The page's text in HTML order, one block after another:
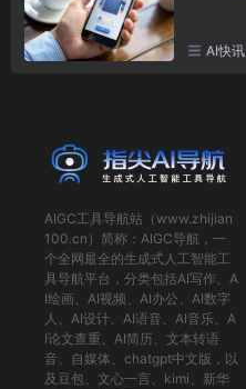
AI快讯
AIGC工具导航站（www.zhijian
100.cn）简称： AIGC导航 ，一
个全网最全的生成式人工智能工
具导航平台，分类包括AI写作 、 A
I绘画 、 AI视频 、 AI办公 、 AI数字
人 、 AI设计、 AI语音、 AI音乐、 A
I论文查重 、 AI简历 、 文本转语
音、 自媒体 、 chatgpt中文版 ，以
及 豆包、 文心一言 、 kimi 、 新华